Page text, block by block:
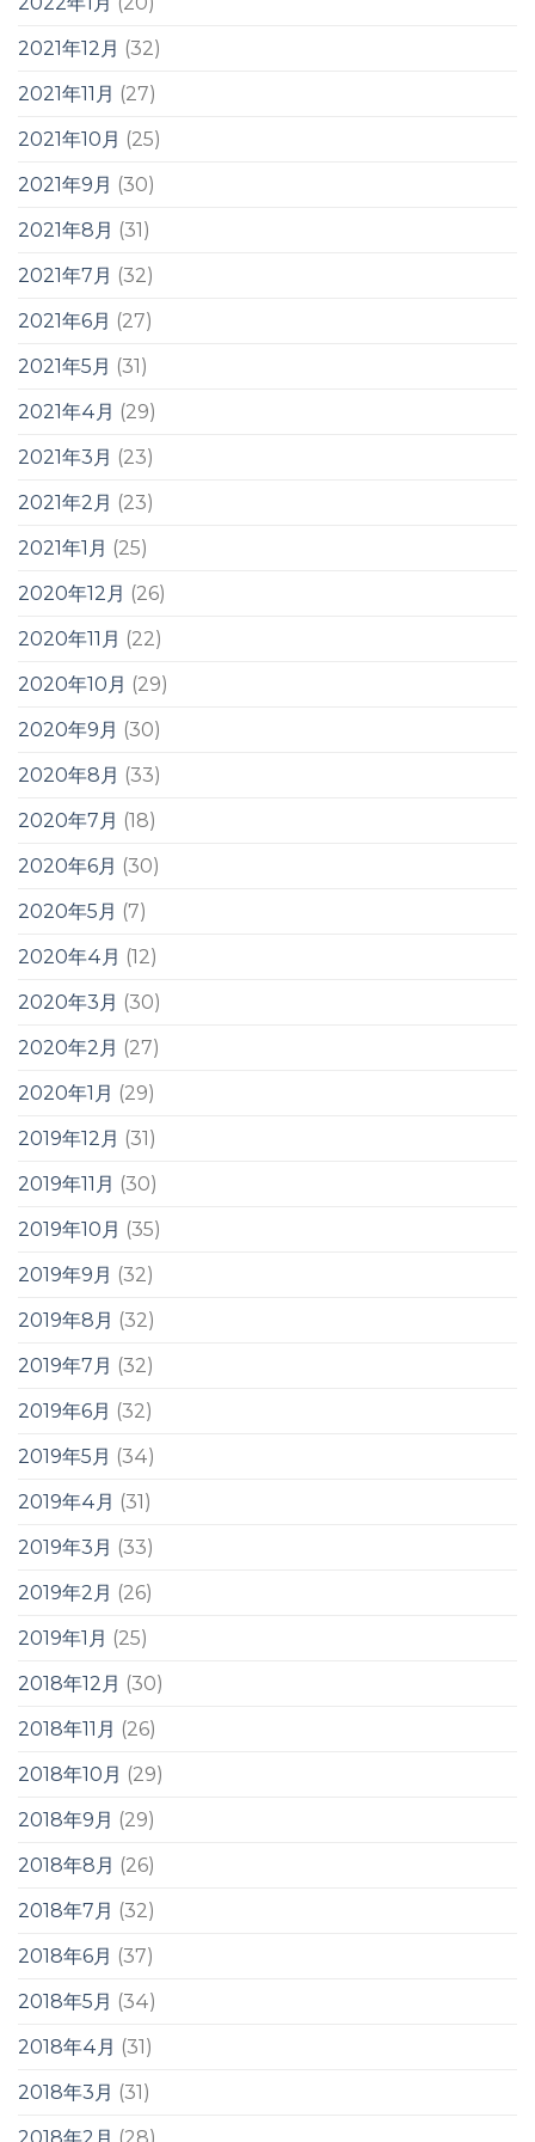
2021年12月 (32)
2021年11月 (27)
2021年10月 (25)
2021年9月 (30)
2021年8月 (31)
2021年7月 (32)
2021年6月 (27)
2021年5月 (31)
2021年4月 (29)
2021年3月 (23)
2021年2月 (23)
2021年1月 (25)
2020年12月 (26)
2020年11月 (22)
2020年10月 (29)
2020年9月 (30)
2020年8月 (33)
2020年7月 (18)
2020年6月 (30)
2020年5月 (7)
2020年4月 (12)
2020年3月 (30)
2020年2月 (27)
2020年1月 (29)
2019年12月 (31)
2019年11月 (30)
2019年10月 (35)
2019年9月 (32)
2019年8月 (32)
2019年7月 (32)
2019年6月 (32)
2019年5月 (34)
2019年4月 (31)
2019年3月 (33)
2019年2月 (26)
2019年1月 (25)
2018年12月 (30)
2018年11月 (26)
2018年10月 (29)
2018年9月 (29)
2018年8月 (26)
2018年7月 (32)
2018年6月 (37)
2018年5月 (34)
2018年4月 (31)
2018年3月 (31)